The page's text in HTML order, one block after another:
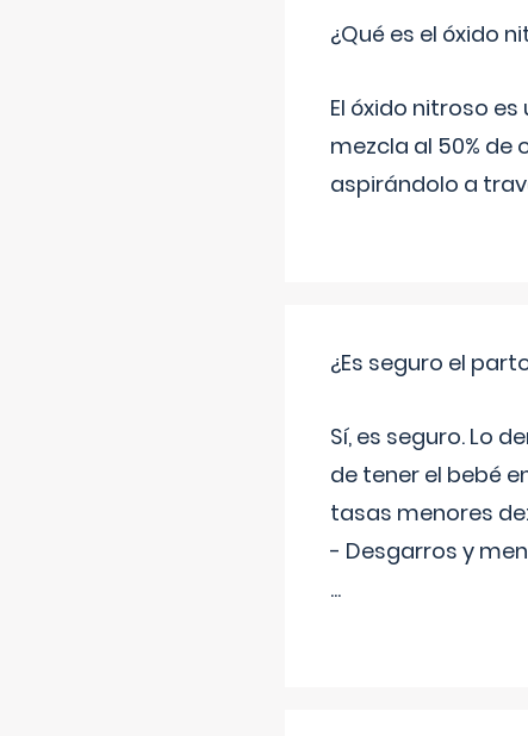
¿Qué es el óxido
El óxido nitroso
mezcla al 50% de
aspirándolo a
¿Es seguro el
Sí, es seguro. Lo
de tener el bebé
tasas menores de:
- Desgarros y
...